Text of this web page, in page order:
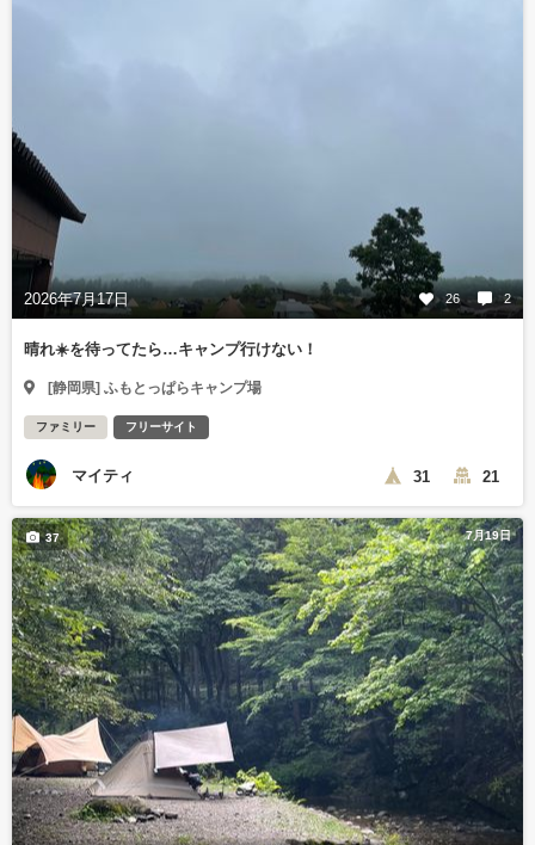
2026年7月17日 26 2
晴れ☀️を待ってたら…キャンプ行けない！
[静岡県] ふもとっぱらキャンプ場
ファミリー フリーサイト
マイティ 31 21
7月19日
37